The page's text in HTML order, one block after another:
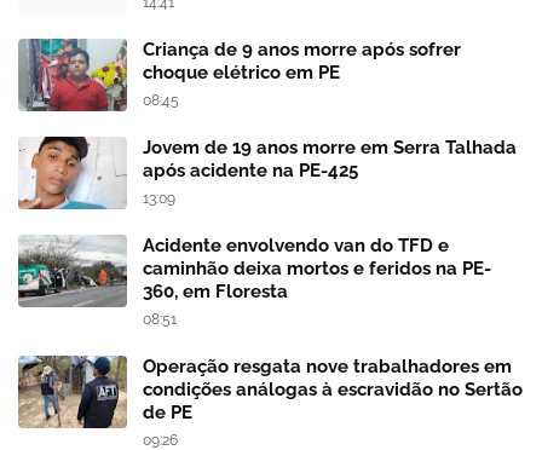
Criança de 9 anos morre após sofrer
choque elétrico em PE
08:45
Jovem de 19 anos morre em Serra Talhada
após acidente na PE-425
13:09
Acidente envolvendo van do TFD e
caminhão deixa mortos e feridos na PE-
360, em Floresta
08:51
Operação resgata nove trabalhadores em
condições análogas à escravidão no Sertão
de PE
09:26